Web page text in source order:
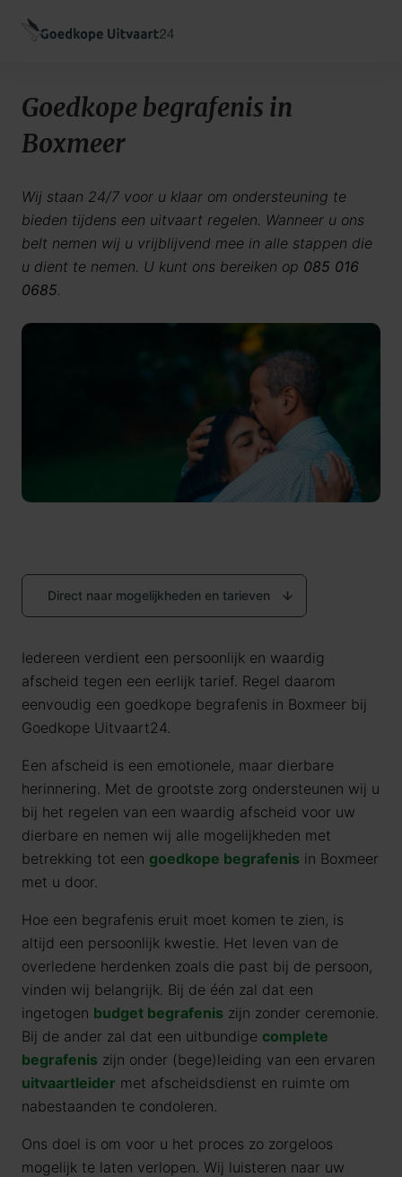
Goedkope begrafenis in
Boxmeer
Wij staan 24/7 voor u klaar om ondersteuning te
bieden tijdens een uitvaart regelen. Wanneer u ons
belt nemen wij u vrijblijvend mee in alle stappen die
u dient te nemen. U kunt ons bereiken op 085 016
0685.
Direct naar mogelijkheden en tarieven
Iedereen verdient een persoonlijk en waardig
afscheid tegen een eerlijk tarief. Regel daarom
eenvoudig een goedkope begrafenis in Boxmeer bij
Goedkope Uitvaart24.
Een afscheid is een emotionele, maar dierbare
herinnering. Met de grootste zorg ondersteunen wij u
bij het regelen van een waardig afscheid voor uw
dierbare en nemen wij alle mogelijkheden met
betrekking tot een goedkope begrafenis in Boxmeer
met u door.
Hoe een begrafenis eruit moet komen te zien, is
altijd een persoonlijk kwestie. Het leven van de
overledene herdenken zoals die past bij de persoon,
vinden wij belangrijk. Bij de één zal dat een
ingetogen budget begrafenis zijn zonder ceremonie.
Bij de ander zal dat een uitbundige complete
begrafenis zijn onder (bege)leiding van een ervaren
uitvaartleider met afscheidsdienst en ruimte om
nabestaanden te condoleren.
Ons doel is om voor u het proces zo zorgeloos
mogelijk te laten verlopen. Wij luisteren naar uw